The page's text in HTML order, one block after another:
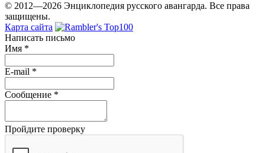
© 2012—2026 Энциклопедия русского авангарда. Все права
защищены.
Карта сайта
Написать письмо
Имя *
E-mail *
Сообщение *
Пройдите проверку